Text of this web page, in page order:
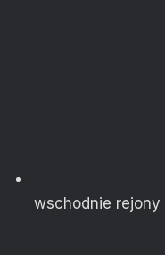
wschodnie rejony